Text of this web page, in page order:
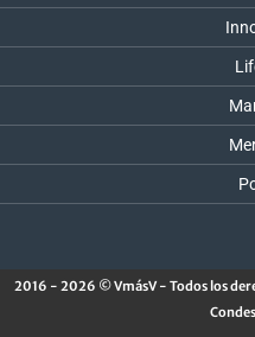
2016 - 2026 © VmásV - Todos los